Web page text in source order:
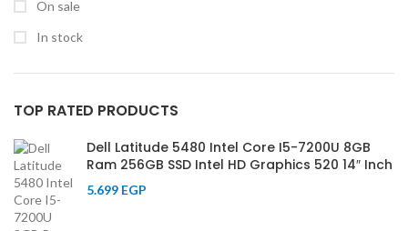
On sale
In stock
TOP RATED PRODUCTS
Dell Latitude 5480 Intel Core I5-7200U 8GB
Ram 256GB SSD Intel HD Graphics 520 14″ Inch
5.699 EGP